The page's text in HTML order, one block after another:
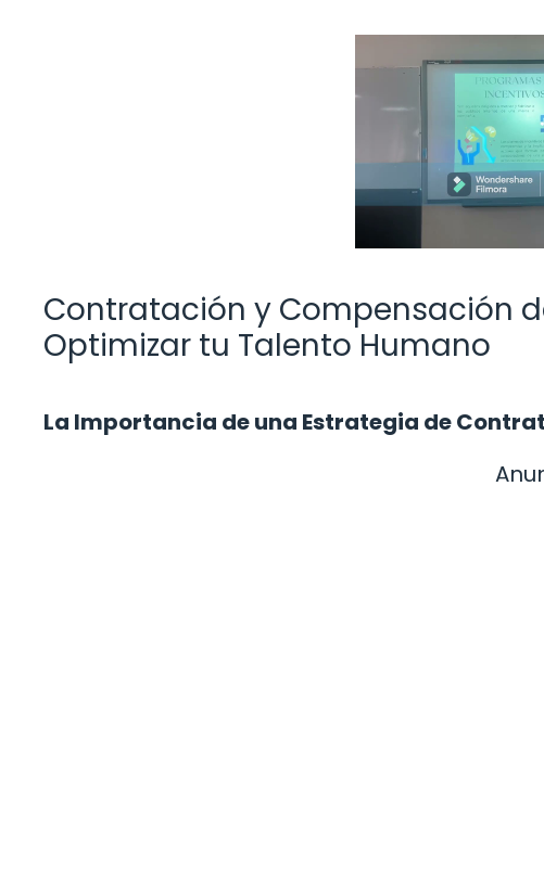
Contratación y Compensación
Optimizar tu Talento Humano
La Importancia de una Estrategia de